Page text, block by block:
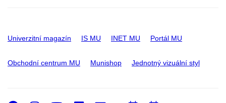
Univerzitní magazín IS MU INET MU Portál MU
Obchodní centrum MU Munishop Jednotný vizuální styl